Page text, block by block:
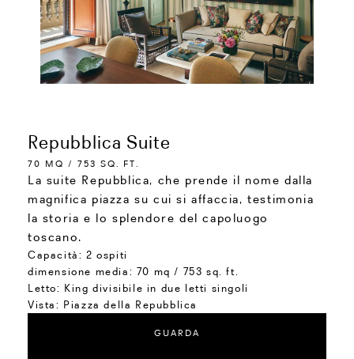
Repubblica Suite
70 MQ / 753 SQ. FT.
La suite Repubblica, che prende il nome dalla
magnifica piazza su cui si affaccia, testimonia
la storia e lo splendore del capoluogo
toscano.
Capacità: 2 ospiti
dimensione media: 70 mq / 753 sq. ft.
Letto: King divisibile in due letti singoli
Vista: Piazza della Repubblica
GUARDA